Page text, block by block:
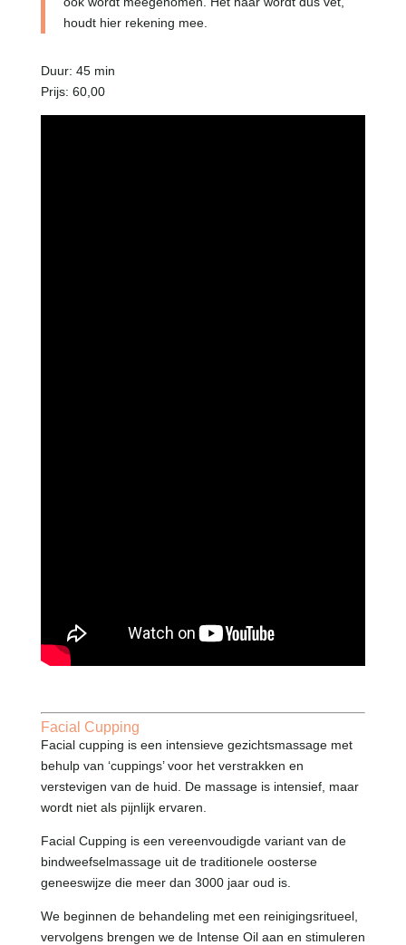
houdt hier rekening mee.
Duur: 45 min
Prijs: 60,00
Facial Cupping
Facial cupping is een intensieve gezichtsmassage met
behulp van ‘cuppings’ voor het verstrakken en
verstevigen van de huid. De massage is intensief, maar
wordt niet als pijnlijk ervaren.
Facial Cupping is een vereenvoudigde variant van de
bindweefselmassage uit de traditionele oosterse
geneeswijze die meer dan 3000 jaar oud is.
We beginnen de behandeling met een reinigingsritueel,
vervolgens brengen we de Intense Oil aan en stimuleren